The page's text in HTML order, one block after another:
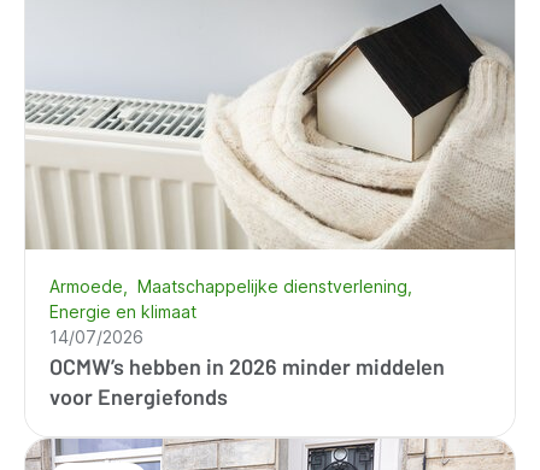
OCMW’s hebben in 2026 minder middelen
voor Energiefonds
Armoede
Maatschappelijke dienstverlening
Energie en klimaat
14/07/2026